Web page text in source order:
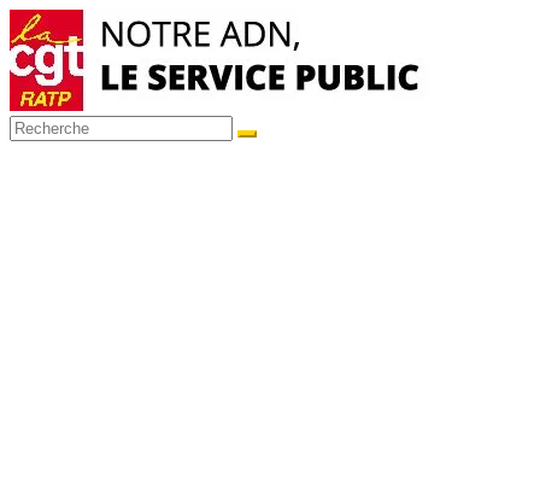
Passer
au
contenu